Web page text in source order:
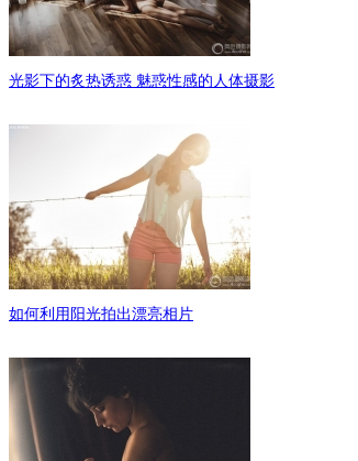
光影下的炙热诱惑 魅惑性感的人体摄影
如何利用阳光拍出漂亮相片